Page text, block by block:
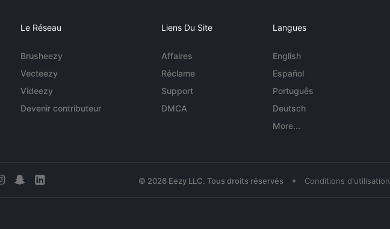
Le Réseau
Brusheezy
Vecteezy
Videezy
Devenir contributeur
Liens Du Site
Affaires
Réclame
Support
DMCA
Langues
English
Español
Português
Deutsch
More...
© 2026 Eezy LLC. Tous droits réservés • Conditions d'utilisation